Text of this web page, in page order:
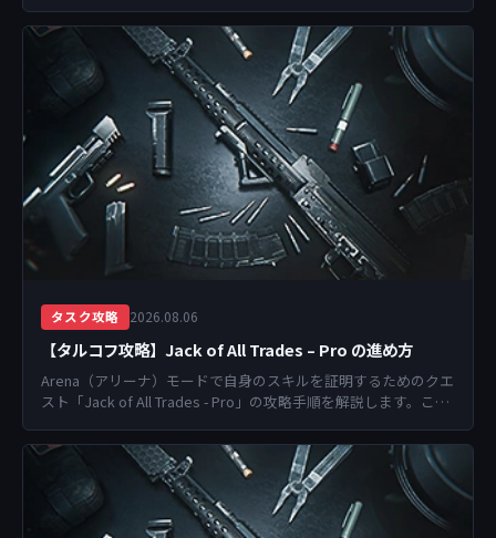
タスク攻略 2026.08.06
【タルコフ攻略】Jack of All Trades – Pro の進め方
Arena（アリーナ）モードで自身のスキルを証明するためのクエ
スト「Jack of All Trades - Pro」の攻略手順を解説します。この